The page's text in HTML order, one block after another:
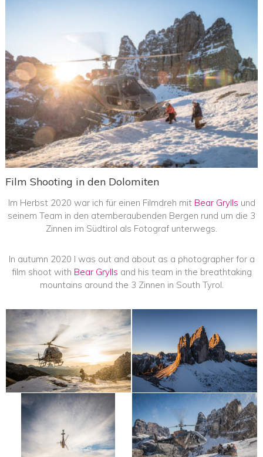
Film Shooting in den Dolomiten
Im Herbst 2020 war ich für einen Filmdreh mit Bear Grylls und
seinem Team in den atemberaubenden Bergen rund um die 3
Zinnen im Südtirol als Fotograf unterwegs.
In autumn 2020 I was out and about as a photographer for a
film shoot with Bear Grylls and his team in the breathtaking
mountains around the 3 Zinnen in South Tyrol.